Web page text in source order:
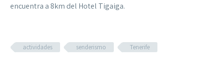
encuentra a 8km del Hotel Tigaiga.
actividades senderismo Tenerife